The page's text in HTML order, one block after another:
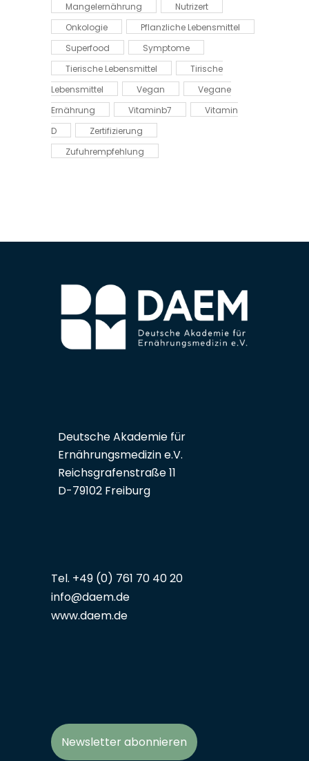
Mangelernährung
Nutrizert
Onkologie
Pflanzliche Lebensmittel
Superfood
Symptome
Tierische Lebensmittel
Tirische
Lebensmittel
Vegan
Vegane
Ernährung
Vitaminb7
Vitamin
D
Zertifizierung
Zufuhrempfehlung
Deutsche Akademie für
Ernährungsmedizin e.V.
Reichsgrafenstraße 11
D-79102 Freiburg
Tel. +49 (0) 761 70 40 20
info@daem.de
www.daem.de
Newsletter abonnieren